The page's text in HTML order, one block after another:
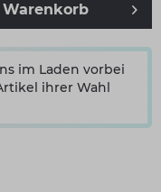
Warenkorb
im Laden vorbei
ihrer Wahl